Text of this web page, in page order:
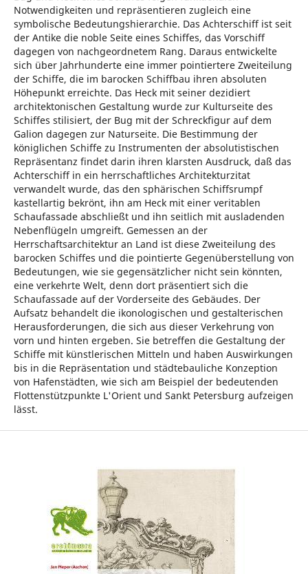
Notwendigkeiten und repräsentieren zugleich eine
symbolische Bedeutungshierarchie. Das Achterschiff ist seit
der Antike die noble Seite eines Schiffes, das Vorschiff
dagegen von nachgeordnetem Rang. Daraus entwickelte
sich über Jahrhunderte eine immer pointiertere Zweiteilung
der Schiffe, die im barocken Schiffbau ihren absoluten
Höhepunkt erreichte. Das Heck mit seiner dezidiert
architektonischen Gestaltung wurde zur Kulturseite des
Schiffes stilisiert, der Bug mit der Schreckfigur auf dem
Galion dagegen zur Naturseite. Die Bestimmung der
königlichen Schiffe zu Instrumenten der absolutistischen
Repräsentanz findet darin ihren klarsten Ausdruck, daß das
Achterschiff in ein herrschaftliches Architekturzitat
verwandelt wurde, das den sphärischen Schiffsrumpf
kastellartig bekrönt, ihn am Heck mit einer veritablen
Schaufassade abschließt und ihn seitlich mit ausladenden
Nebenflügeln umgreift. Gemessen an der
Herrschaftsarchitektur an Land ist diese Zweiteilung des
barocken Schiffes und die pointierte Gegenüberstellung von
Bedeutungen, wie sie gegensätzlicher nicht sein könnten,
eine verkehrte Welt, denn dort präsentiert sich die
Schaufassade auf der Vorderseite des Gebäudes. Der
Aufsatz behandelt die ikonologischen und gestalterischen
Herausforderungen, die sich aus dieser Verkehrung von
vorn und hinten ergeben. Sie betreffen die Gestaltung der
Schiffe mit künstlerischen Mitteln und haben Auswirkungen
bis in die Repräsentation und städtebauliche Konzeption
von Hafenstädten, wie sich am Beispiel der bedeutenden
Flottenstützpunkte L'Orient und Sankt Petersburg aufzeigen
lässt.